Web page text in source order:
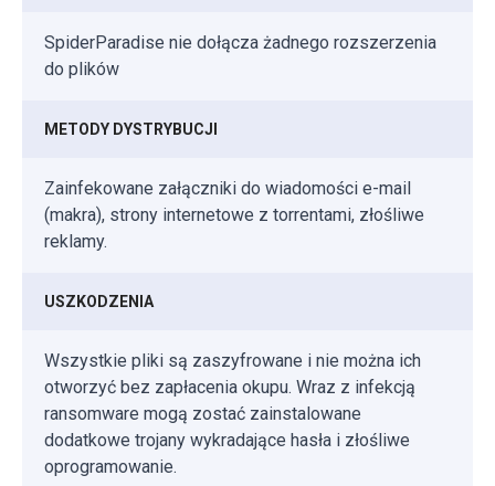
SpiderParadise nie dołącza żadnego rozszerzenia
do plików
METODY DYSTRYBUCJI
Zainfekowane załączniki do wiadomości e-mail
(makra), strony internetowe z torrentami, złośliwe
reklamy.
USZKODZENIA
Wszystkie pliki są zaszyfrowane i nie można ich
otworzyć bez zapłacenia okupu. Wraz z infekcją
ransomware mogą zostać zainstalowane
dodatkowe trojany wykradające hasła i złośliwe
oprogramowanie.